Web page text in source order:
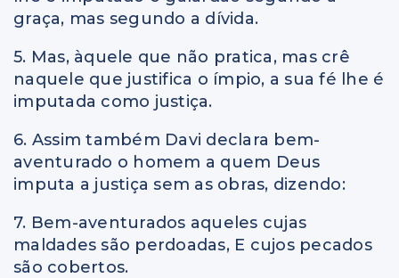
graça, mas segundo a dívida.
5. Mas, àquele que não pratica, mas crê
naquele que justifica o ímpio, a sua fé lhe é
imputada como justiça.
6. Assim também Davi declara bem-
aventurado o homem a quem Deus
imputa a justiça sem as obras, dizendo:
7. Bem-aventurados aqueles cujas
maldades são perdoadas, E cujos pecados
são cobertos.